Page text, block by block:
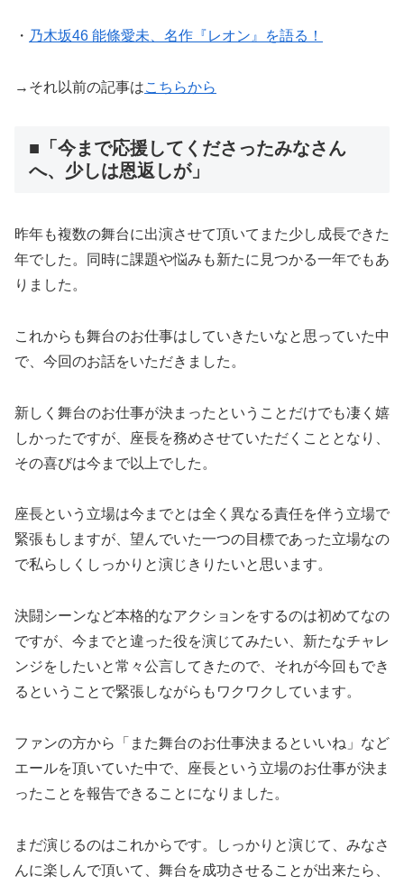
・ 乃木坂46 能條愛未、名作『レオン』を語る！
→それ以前の記事はこちらから
■「今まで応援してくださったみなさん
へ、少しは恩返しが」
昨年も複数の舞台に出演させて頂いてまた少し成長できた
年でした。同時に課題や悩みも新たに見つかる一年でもあ
りました。
これからも舞台のお仕事はしていきたいなと思っていた中
で、今回のお話をいただきました。
新しく舞台のお仕事が決まったということだけでも凄く嬉
しかったですが、座長を務めさせていただくこととなり、
その喜びは今まで以上でした。
座長という立場は今までとは全く異なる責任を伴う立場で
緊張もしますが、望んでいた一つの目標であった立場なの
で私らしくしっかりと演じきりたいと思います。
決闘シーンなど本格的なアクションをするのは初めてなの
ですが、今までと違った役を演じてみたい、新たなチャレ
ンジをしたいと常々公言してきたので、それが今回もでき
るということで緊張しながらもワクワクしています。
ファンの方から「また舞台のお仕事決まるといいね」など
エールを頂いていた中で、座長という立場のお仕事が決ま
ったことを報告できることになりました。
まだ演じるのはこれからです。しっかりと演じて、みなさ
んに楽しんで頂いて、舞台を成功させることが出来たら、